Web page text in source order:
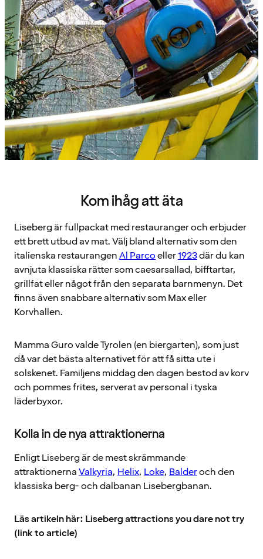
Kom ihåg att äta
Liseberg är fullpackat med restauranger och erbjuder
ett brett utbud av mat. Välj bland alternativ som den
italienska restaurangenAl Parcoeller1923där du kan
avnjuta klassiska rätter som caesarsallad, bifftartar,
grillfat eller något från den separata barnmenyn. Det
finns även snabbare alternativ som Max eller
Korvhallen.
Mamma Guro valde Tyrolen (en biergarten), som just
då var det bästa alternativet för att få sitta ute i
solskenet. Familjens middag den dagen bestod av korv
och pommes frites, serverat av personal i tyska
läderbyxor.
Kolla in de nya attraktionerna
Enligt Liseberg är de mest skrämmande
attraktionernaValkyria, Helix, Loke, Balderoch den
klassiska berg- och dalbanan Lisebergbanan.
Läs artikeln här: Liseberg attractions you dare not try
(link to article)